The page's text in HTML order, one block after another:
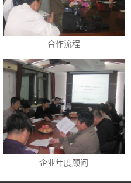
合作流程
企业年度顾问